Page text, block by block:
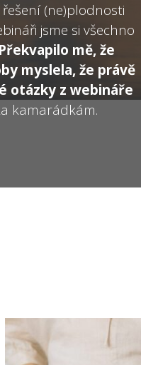
(ne)plodnosti
jsme si všechno
Překvapilo mě, že
myslela, že právě
otázky z webináře
kamarádkám.